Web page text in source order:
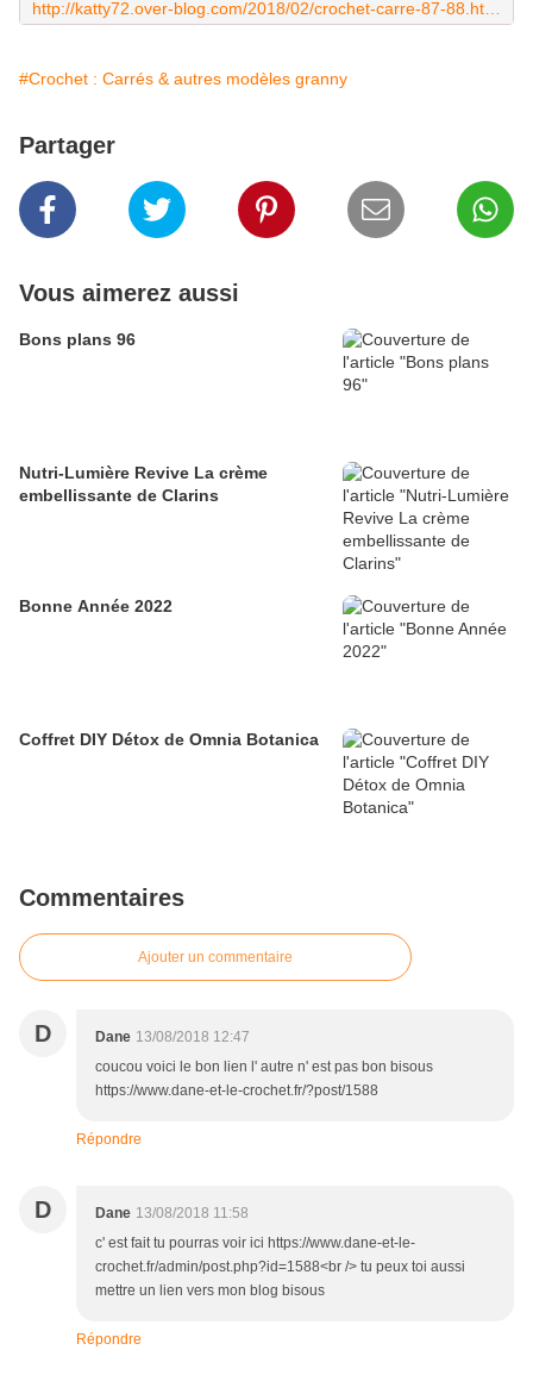
#Crochet : Carrés & autres modèles granny
Partager
Vous aimerez aussi
Bons plans 96
Nutri-Lumière Revive La crème
embellissante de Clarins
Bonne Année 2022
Coffret DIY Détox de Omnia Botanica
Commentaires
Ajouter un commentaire
D Dane 13/08/2018 12:47
coucou voici le bon lien l' autre n' est pas bon bisous
https://www.dane-et-le-crochet.fr/?post/1588
Répondre
D Dane 13/08/2018 11:58
c' est fait tu pourras voir ici https://www.dane-et-le-
crochet.fr/admin/post.php?id=1588<br /> tu peux toi aussi
mettre un lien vers mon blog bisous
Répondre